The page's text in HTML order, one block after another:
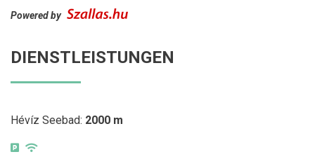
Powered by
DIENSTLEISTUNGEN
Hévíz Seebad: 2000 m